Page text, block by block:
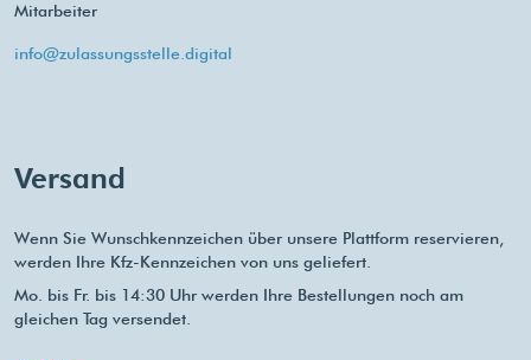
Mitarbeiter
info@zulassungsstelle.digital
Versand
Wenn Sie Wunschkennzeichen über unsere Plattform reservieren,
werden Ihre Kfz-Kennzeichen von uns geliefert.
Mo. bis Fr. bis 14:30 Uhr werden Ihre Bestellungen noch am
gleichen Tag versendet.